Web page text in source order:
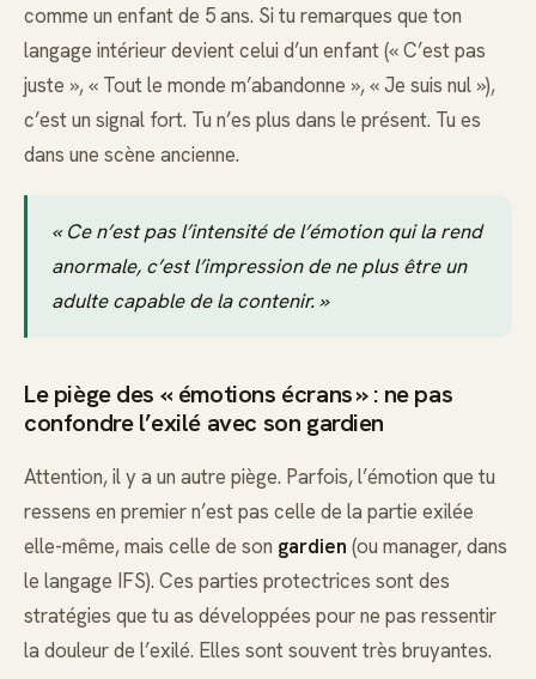
comme un enfant de 5 ans. Si tu remarques que ton
langage intérieur devient celui d’un enfant (« C’est pas
juste », « Tout le monde m’abandonne », « Je suis nul »),
c’est un signal fort. Tu n’es plus dans le présent. Tu es
dans une scène ancienne.
« Ce n’est pas l’intensité de l’émotion qui la rend
anormale, c’est l’impression de ne plus être un
adulte capable de la contenir. »
Le piège des « émotions écrans » : ne pas
confondre l’exilé avec son gardien
Attention, il y a un autre piège. Parfois, l’émotion que tu
ressens en premier n’est pas celle de la partie exilée
elle-même, mais celle de son gardien (ou manager, dans
le langage IFS). Ces parties protectrices sont des
stratégies que tu as développées pour ne pas ressentir
la douleur de l’exilé. Elles sont souvent très bruyantes.